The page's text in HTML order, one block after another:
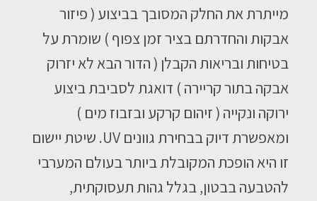
מייתרת את החלק המסובך בביצוע ( פיזור
אבקות והחדרתם בציר זמן צפוף ) שומרת על
בטיחות ובריאות הקבלן ( הדור הבא לא יזרוק
אבקה בתור קריירה ) דואגת לסביבת ביצוע
ירוקה ונקייה ( זיהום קרקע ובזבוז מים )
ומאפשרת דיוק בבחירת גוונים UV. שיטת יישום
זו היא הופכת המקובלת ביותר בעולם המערבי
להטבעה בבטון, בגלל גהות תעסוקתית,